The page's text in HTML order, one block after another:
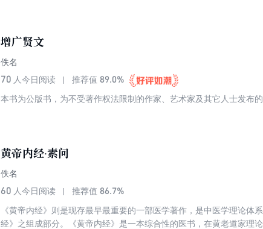
增广贤文
佚名
70 人今日阅读 推荐值 89.0%
本书为公版书，为不受著作权法限制的作家、艺术家及其它人士发布
黄帝内经·素问
佚名
60 人今日阅读 推荐值 86.7%
《黄帝内经》则是现存最早最重要的一部医学著作，是中医学理论体
经》之组成部分。《黄帝内经》是一本综合性的医书，在黄老道家理